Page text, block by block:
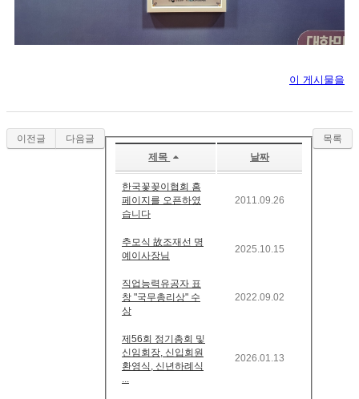
이 게시물을
이전글 다음글
목록
제목
날짜
한국꽃꽂이협회 홈
페이지를 오픈하였
습니다
2011.09.26
추모식 故조재선 명
예이사장님
2025.10.15
직업능력유공자 표
창 "국무총리상" 수
상
2022.09.02
제56회 정기총회 및
신임회장, 신입회원
환영식, 신년하례식
...
2026.01.13